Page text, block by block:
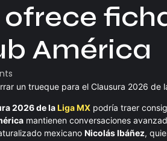
ofrece
América
un trueque para el Clausura 2026 de
2026 de laLiga MX podría traer
mantienen conversaciones
mexicano Nicolás Ibáñez,